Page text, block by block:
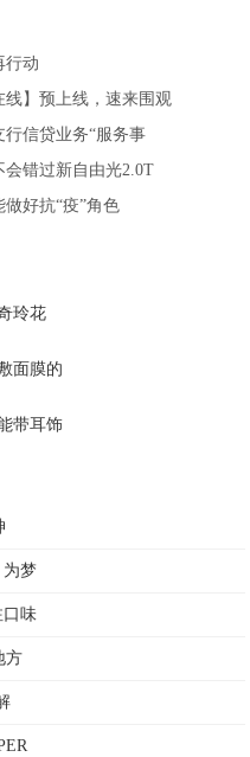
行动
】预上线，速来围观
行信贷业务“服务事
错过新自由光2.0T
好抗“疫”角色
玲花
面膜的
带耳饰
为梦
口味
方